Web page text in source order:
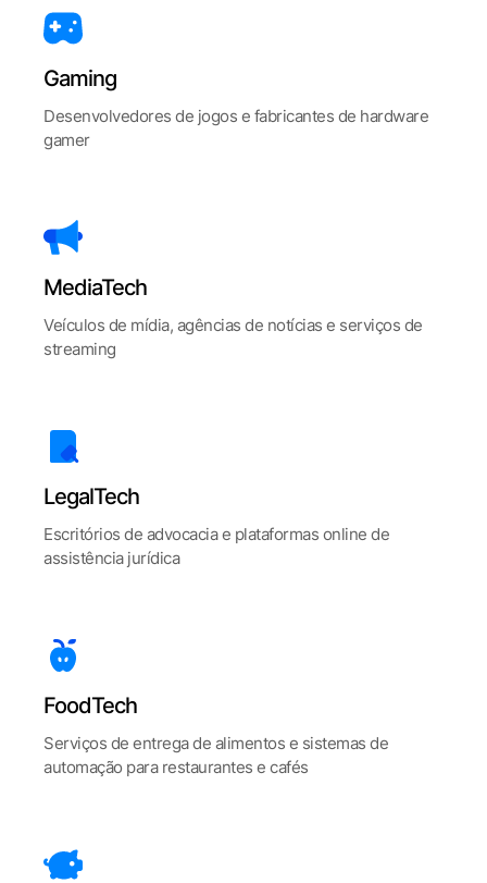
Gaming
Desenvolvedores de jogos e fabricantes de hardware
gamer
MediaTech
Veículos de mídia, agências de notícias e serviços de
streaming
LegalTech
Escritórios de advocacia e plataformas online de
assistência jurídica
FoodTech
Serviços de entrega de alimentos e sistemas de
automação para restaurantes e cafés